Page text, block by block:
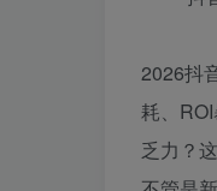
2026抖
耗、
乏力？